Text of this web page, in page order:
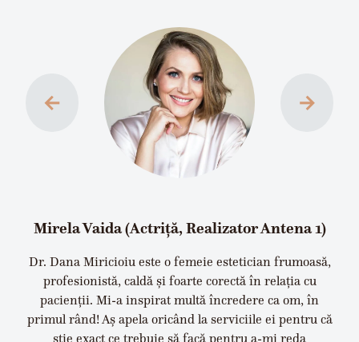
← →
Mirela Vaida (Actriță, Realizator Antena 1)
Dr. Dana Miricioiu este o femeie estetician frumoasă,
profesionistă, caldă și foarte corectă în relația cu
pacienții. Mi-a inspirat multă încredere ca om, în
primul rând! Aș apela oricând la serviciile ei pentru că
știe exact ce trebuie să facă pentru a-mi reda